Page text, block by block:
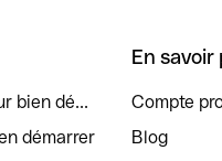
bien dé...
démarrer
En savoir
Compte
Blog